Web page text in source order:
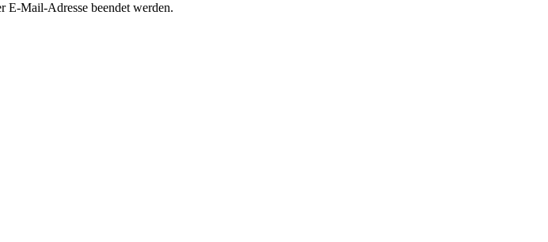
E-Mail-Adresse beendet werden.